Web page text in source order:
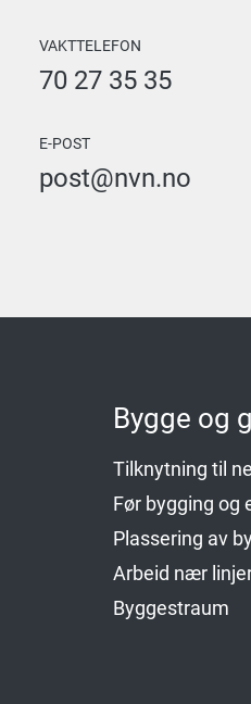
VAKTTELEFON
70 27 35 35
E-POST
post@nvn.no
Bygge og
Tilknytning til
Før bygging og
Plassering av
Arbeid nær
Byggestraum